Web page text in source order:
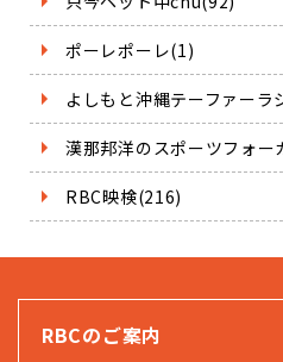
ポーレポーレ(1)
よしもと沖縄テーファーラ
漢那邦洋のスポーツフォー
RBC映検(216)
RBCのご案内